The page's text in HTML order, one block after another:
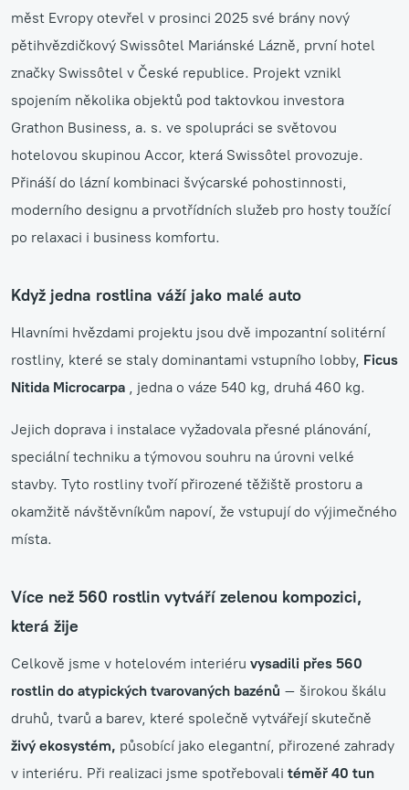
měst Evropy otevřel v prosinci 2025 své brány nový
pětihvězdičkový Swissôtel Mariánské Lázně, první hotel
značky Swissôtel v České republice. Projekt vznikl
spojením několika objektů pod taktovkou investora
Grathon Business, a. s. ve spolupráci se světovou
hotelovou skupinou Accor, která Swissôtel provozuje.
Přináší do lázní kombinaci švýcarské pohostinnosti,
moderního designu a prvotřídních služeb pro hosty toužící
po relaxaci i business komfortu.
Když jedna rostlina váží jako malé auto
Hlavními hvězdami projektu jsou dvě impozantní solitérní
rostliny, které se staly dominantami vstupního lobby, Ficus
Nitida Microcarpa , jedna o váze 540 kg, druhá 460 kg.
Jejich doprava i instalace vyžadovala přesné plánování,
speciální techniku a týmovou souhru na úrovni velké
stavby. Tyto rostliny tvoří přirozené těžiště prostoru a
okamžitě návštěvníkům napoví, že vstupují do výjimečného
místa.
Více než 560 rostlin vytváří zelenou kompozici,
která žije
Celkově jsme v hotelovém interiéru vysadili přes 560
rostlin do atypických tvarovaných bazénů – širokou škálu
druhů, tvarů a barev, které společně vytvářejí skutečně
živý ekosystém, působící jako elegantní, přirozené zahrady
v interiéru. Při realizaci jsme spotřebovali téměř 40 tun